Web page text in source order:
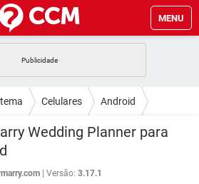
MENU
FACEBOOK
EXCEL
WHATSAPP
FACEBOOK
FACEBOOK
Celulares Android
Wedding Planner para
Versão: 3.17.1